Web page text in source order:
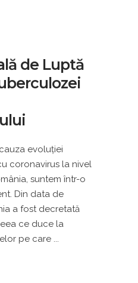
de Luptă
evoluției
coronavirus la nivel
suntem într-o
Din data de
a fost decretată
ce duce la
pe care